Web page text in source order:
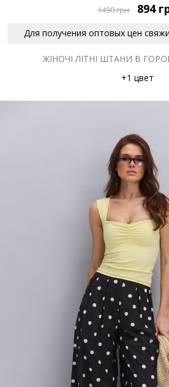
1490грн 894
Для получения оптовых цен
ЖІНОЧІ ЛІТНІ ШТАНИ В
+1 цвет